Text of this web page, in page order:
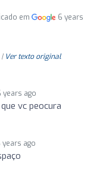
em
6 years
| Ver texto original
years ago
vc peocura
years ago